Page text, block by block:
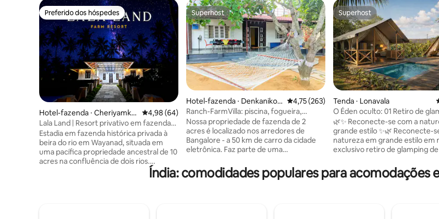
Preferido dos hóspedes
Preferido dos hóspedes
Hotel-fazenda ⋅ Cheriyamkol
ly
4,98 de uma avaliação média de 5, 64 avaliações
4,98 (64)
Lala Land | Resort privativo em fazenda
histórica à beira-rio
Estadia em fazenda histórica privada à
beira do rio em Wayanad, situada em
uma pacífica propriedade ancestral de 10
acres na confluência de dois rios.
Rodeada por plantações exuberantes e
natureza, a estadia oferece passeios
Superhost
Superhost
Hotel-fazenda ⋅ Denkanikott
a R.F.
4,75 de uma avaliação média de 5, 263
4,75 (263)
Ranch-FarmVilla: piscina, fogueira,
natureza
Nossa propriedade de fazenda de 2
acres é localizado nos arredores de
Bangalore - a 50 km de carro da cidade
eletrônica. Faz parte de uma
natureza ao redor - montanhas, árvores,
céu claro e lago na frente. Um lugar
Superhost
Superhost
Tenda ⋅ Lonavala
O Éden oculto: 01 Retiro de
selva enevoada
🌿✨ Reconecte-se com a
grande estilo ✨🌿 Reconecte-se com a
natureza em grande estilo em
exclusivo retiro de glamping
cumeeira cênica das serenas
de Karla ⛰️🌄 Esta acomodação única
panorâmicas para a montanha 🌅
Índia: comodidades populares para acomodações